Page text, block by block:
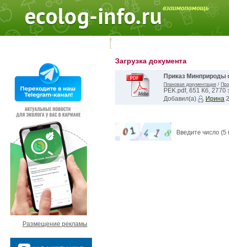
Размещение рекламы
Загрузка документа
Приказ Минприроды
Плановая документация /
PEK.pdf, 651 Кб, 2770
Добавил(а)
Ирина
Введите число